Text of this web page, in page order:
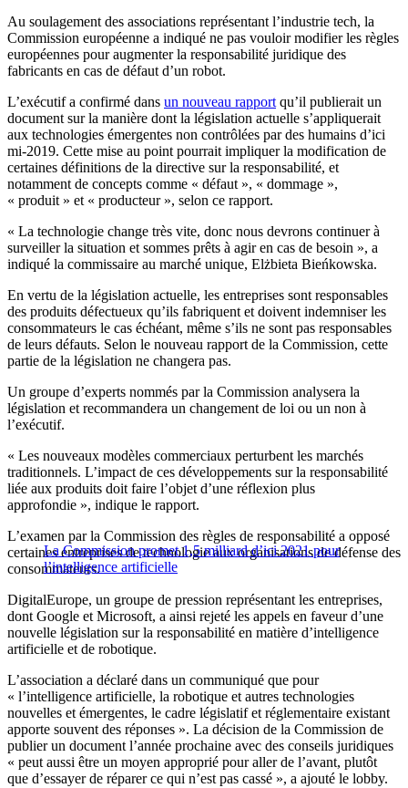
Au soulagement des associations représentant l’industrie tech, la
Commission européenne a indiqué ne pas vouloir modifier les règles
européennes pour augmenter la responsabilité juridique des
fabricants en cas de défaut d’un robot.
L’exécutif a confirmé dans un nouveau rapport qu’il publierait un
document sur la manière dont la législation actuelle s’appliquerait
aux technologies émergentes non contrôlées par des humains d’ici
mi-2019. Cette mise au point pourrait impliquer la modification de
certaines définitions de la directive sur la responsabilité, et
notamment de concepts comme « défaut », « dommage »,
« produit » et « producteur », selon ce rapport.
« La technologie change très vite, donc nous devrons continuer à
surveiller la situation et sommes prêts à agir en cas de besoin », a
indiqué la commissaire au marché unique, Elżbieta Bieńkowska.
En vertu de la législation actuelle, les entreprises sont responsables
des produits défectueux qu’ils fabriquent et doivent indemniser les
consommateurs le cas échéant, même s’ils ne sont pas responsables
de leurs défauts. Selon le nouveau rapport de la Commission, cette
partie de la législation ne changera pas.
Un groupe d’experts nommés par la Commission analysera la
législation et recommandera un changement de loi ou un non à
l’exécutif.
« Les nouveaux modèles commerciaux perturbent les marchés
traditionnels. L’impact de ces développements sur la responsabilité
liée aux produits doit faire l’objet d’une réflexion plus
approfondie », indique le rapport.
La Commission promet 1,5 milliard d’ici 2021 pour
l’intelligence artificielle
L’examen par la Commission des règles de responsabilité a opposé
certaines entreprises de technologie aux organisations de défense des
consommateurs.
DigitalEurope, un groupe de pression représentant les entreprises,
dont Google et Microsoft, a ainsi rejeté les appels en faveur d’une
nouvelle législation sur la responsabilité en matière d’intelligence
artificielle et de robotique.
L’association a déclaré dans un communiqué que pour
« l’intelligence artificielle, la robotique et autres technologies
nouvelles et émergentes, le cadre législatif et réglementaire existant
apporte souvent des réponses ». La décision de la Commission de
publier un document l’année prochaine avec des conseils juridiques
« peut aussi être un moyen approprié pour aller de l’avant, plutôt
que d’essayer de réparer ce qui n’est pas cassé », a ajouté le lobby.